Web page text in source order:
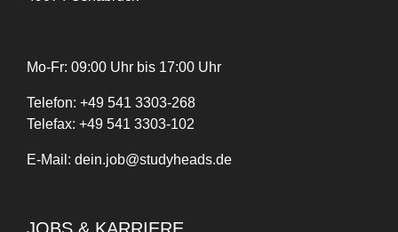
Mo-Fr: 09:00 Uhr bis 17:00 Uhr
Telefon: +49 541 3303-268
Telefax: +49 541 3303-102
E-Mail: dein.job@studyheads.de